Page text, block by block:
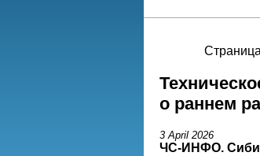
о раннем
3 April 2026
ЧС-ИНФО.